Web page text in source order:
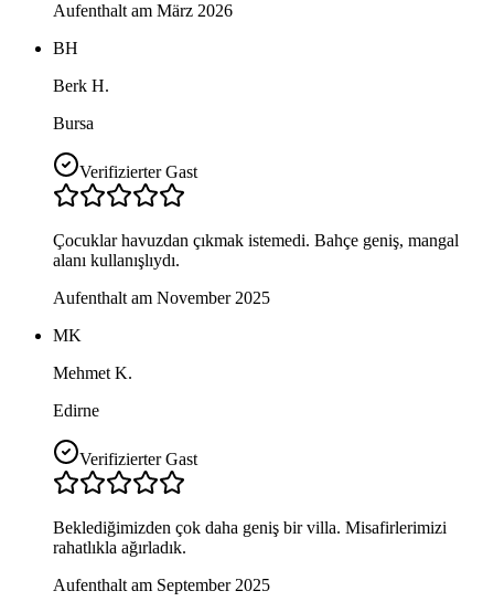
Aufenthalt am März 2026
BH
Berk H.
Bursa
Verifizierter Gast
Çocuklar havuzdan çıkmak istemedi. Bahçe geniş, mangal
alanı kullanışlıydı.
Aufenthalt am November 2025
MK
Mehmet K.
Edirne
Verifizierter Gast
Beklediğimizden çok daha geniş bir villa. Misafirlerimizi
rahatlıkla ağırladık.
Aufenthalt am September 2025